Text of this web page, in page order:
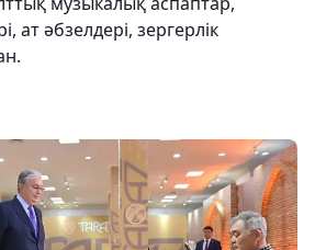
ат әбзелдері, зергерлік